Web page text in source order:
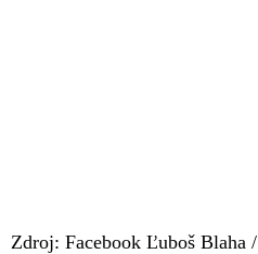
Zdroj: Facebook Ľuboš Blaha /